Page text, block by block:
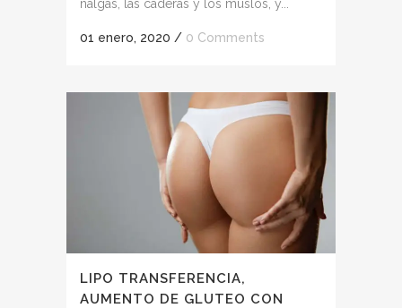
nalgas, las caderas y los muslos, y...
01 enero, 2020 / 0 Comments
LIPO TRANSFERENCIA,
AUMENTO DE GLUTEO CON